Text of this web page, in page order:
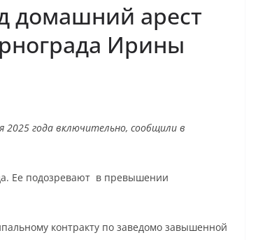
домашний арест
Ирины
года включительно, сообщили в
Ее подозревают в превышении
контракту по заведомо завышенной